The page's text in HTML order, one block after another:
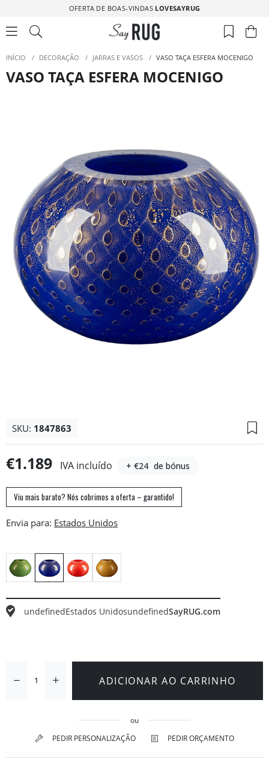
OFERTA DE BOAS-VINDAS LOVESAYRUG
INÍCIO / DECORAÇÃO / JARRAS E VASOS / VASO TAÇA ESFERA MOCENIGO
VASO TAÇA ESFERA MOCENIGO
SKU: 1847863
€1.189 IVA incluído + €24 de bónus
Viu mais barato? Nós cobrimos a oferta – garantido!
Envia para:
undefinedEstados UnidosundefinedSayRUG.com
ADICIONAR AO CARRINHO
ou
PEDIR PERSONALIZAÇÃO
PEDIR ORÇAMENTO